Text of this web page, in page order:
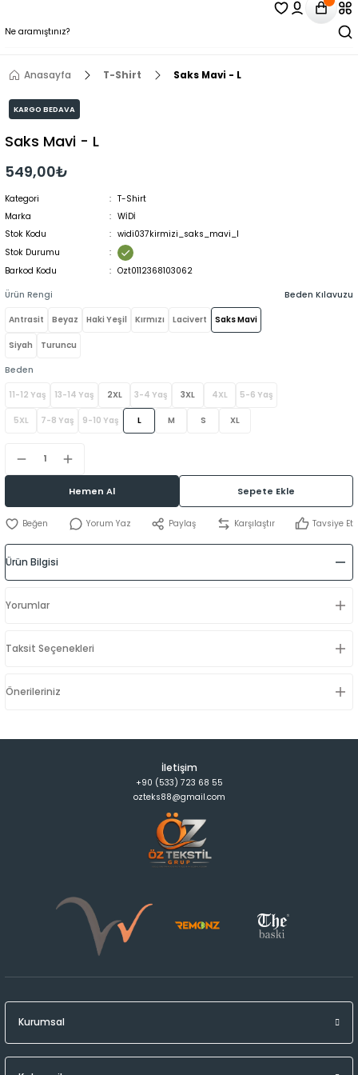
Anasayfa T-Shirt Saks Mavi - L
KARGO BEDAVA
Saks Mavi - L
549,00₺
Kategori
T-Shirt
Marka
WİDİ
Stok Kodu
widi037kirmizi_saks_mavi_l
Stok Durumu
Barkod Kodu
Ozt0112368103062
Ürün Rengi
Antrasit Beyaz Haki Yeşil Kırmızı Lacivert Saks Mavi
Siyah Turuncu
Beden
11-12 Yaş 13-14 Yaş 2XL 3-4 Yaş 3XL 4XL 5-6 Yaş
5XL 7-8 Yaş 9-10 Yaş L M S XL
Beden Kılavuzu
Hemen Al Sepete Ekle
Yorum Yaz Paylaş Karşılaştır Tavsiye Et
Ürün Bilgisi
Yorumlar
Taksit Seçenekleri
Önerileriniz
İletişim
+90 (533) 723 68 55
ozteks88@gmail.com
Kurumsal